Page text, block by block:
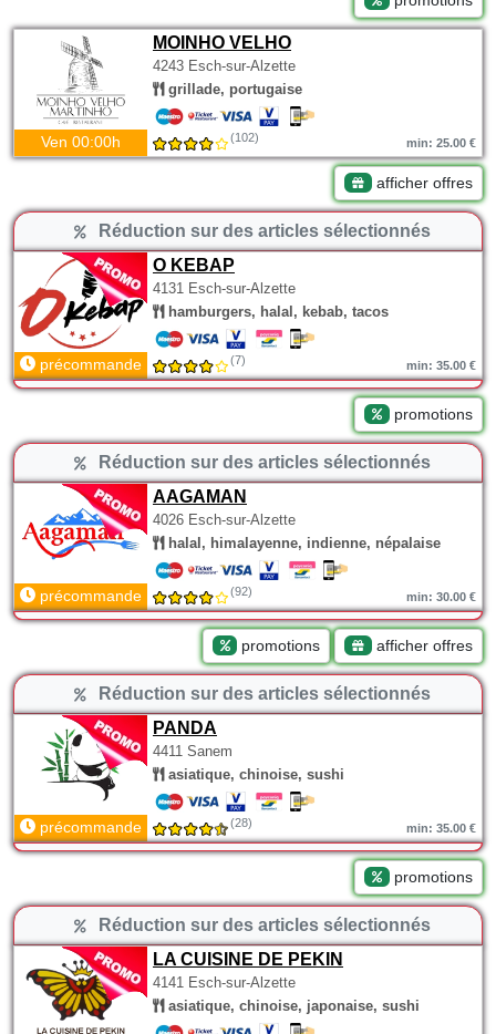
MOINHO VELHO
4243 Esch-sur-Alzette
grillade, portugaise
Ven 00:00h (102) min: 25.00 €
afficher offres
Réduction sur des articles sélectionnés
O KEBAP
4131 Esch-sur-Alzette
hamburgers, halal, kebab, tacos
précommande (7) min: 35.00 €
promotions
Réduction sur des articles sélectionnés
AAGAMAN
4026 Esch-sur-Alzette
halal, himalayenne, indienne, népalaise
précommande (92) min: 30.00 €
promotions afficher offres
Réduction sur des articles sélectionnés
PANDA
4411 Sanem
asiatique, chinoise, sushi
précommande (28) min: 35.00 €
promotions
Réduction sur des articles sélectionnés
LA CUISINE DE PEKIN
4141 Esch-sur-Alzette
asiatique, chinoise, japonaise, sushi